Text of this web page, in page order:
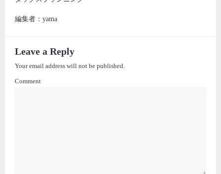
編集者：yama
Leave a Reply
Your email address will not be published.
Comment